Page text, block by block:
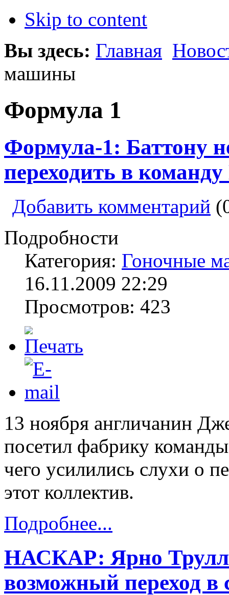
Skip to content
Вы здесь: Главная
машины
Формула 1
Формула-1: Баттону
переходить в
Добавить комментарий
Подробности
Категория: Гоночные
16.11.2009 22:29
Просмотров: 423
13 ноября англичанин
посетил фабрику
чего усилились слухи о
этот коллектив.
Подробнее...
НАСКАР: Ярно
возможный переход в